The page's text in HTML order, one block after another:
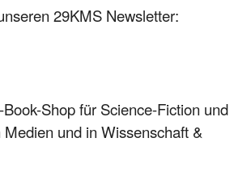
29KMS Newsletter:
Shop für Science-Fiction und
und in Wissenschaft &